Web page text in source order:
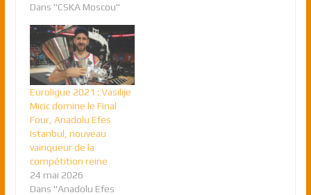
Dans "CSKA Moscou"
Euroligue 2021 : Vasilije
Micic domine le Final
Four, Anadolu Efes
Istanbul, nouveau
vainqueur de la
compétition reine
24 mai 2026
Dans "Anadolu Efes